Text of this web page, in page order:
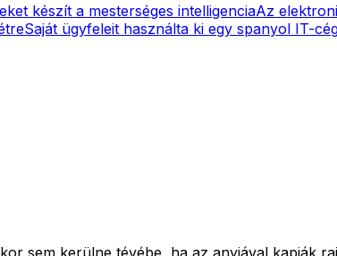
készít a mesterséges intelligenciaAz
Saját ügyfeleit használta ki egy spanyol IT-